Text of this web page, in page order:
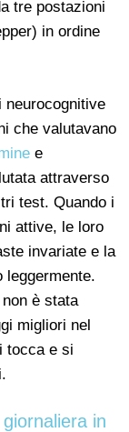
tre postazioni
in ordine
neurocognitive
che valutavano
e
attraverso
test. Quando i
attive, le loro
invariate e la
leggermente.
è stata
migliori nel
tocca e si
in